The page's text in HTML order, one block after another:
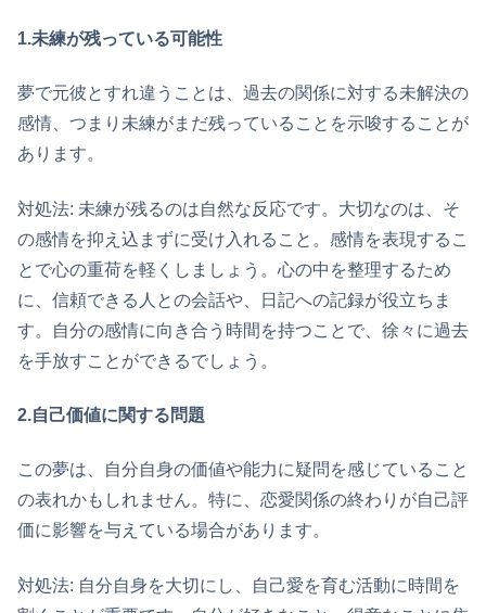
1.未練が残っている可能性
夢で元彼とすれ違うことは、過去の関係に対する未解決の
感情、つまり未練がまだ残っていることを示唆することが
あります。
対処法: 未練が残るのは自然な反応です。大切なのは、そ
の感情を抑え込まずに受け入れること。感情を表現するこ
とで心の重荷を軽くしましょう。心の中を整理するため
に、信頼できる人との会話や、日記への記録が役立ちま
す。自分の感情に向き合う時間を持つことで、徐々に過去
を手放すことができるでしょう。
2.自己価値に関する問題
この夢は、自分自身の価値や能力に疑問を感じていること
の表れかもしれません。特に、恋愛関係の終わりが自己評
価に影響を与えている場合があります。
対処法: 自分自身を大切にし、自己愛を育む活動に時間を